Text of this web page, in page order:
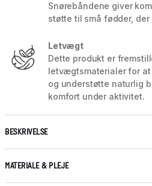
Snørebåndene giver
støtte til små fødder, der
Letvægt
Dette produkt er
letvægtsmaterialer for at
og understøtte naturlig
komfort under aktivitet.
BESKRIVELSE
MATERIALE & PLEJE